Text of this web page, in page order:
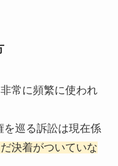
常に頻繁に使われ
巡る訴訟は現在係
だ決着がついていな